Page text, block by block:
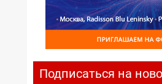
Подписаться на